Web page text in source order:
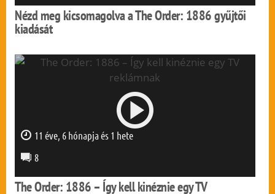
Nézd meg kicsomagolva a The Order: 1886 gyűjtői
kiadását
0 mp
11 éve, 6 hónapja és 1 hete
8
The Order: 1886 – Így kell kinéznie egy TV